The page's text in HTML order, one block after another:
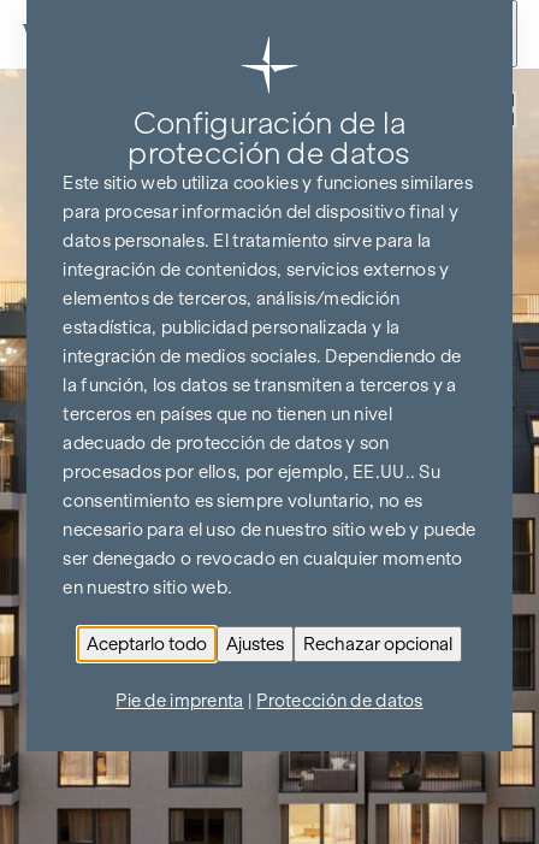
Ir al contenido
Configuración de la
protección de datos
Este sitio web utiliza cookies y funciones similares
para procesar información del dispositivo final y
datos personales. El tratamiento sirve para la
integración de contenidos, servicios externos y
elementos de terceros, análisis/medición
estadística, publicidad personalizada y la
integración de medios sociales. Dependiendo de
la función, los datos se transmiten a terceros y a
terceros en países que no tienen un nivel
adecuado de protección de datos y son
procesados por ellos, por ejemplo, EE.UU.. Su
consentimiento es siempre voluntario, no es
necesario para el uso de nuestro sitio web y puede
ser denegado o revocado en cualquier momento
en nuestro sitio web.
Aceptarlo todo Ajustes Rechazar opcional
Pie de imprenta Protección de datos